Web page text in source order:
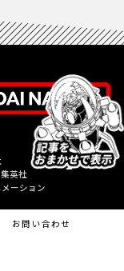
英社
ーション
お問い合わせ